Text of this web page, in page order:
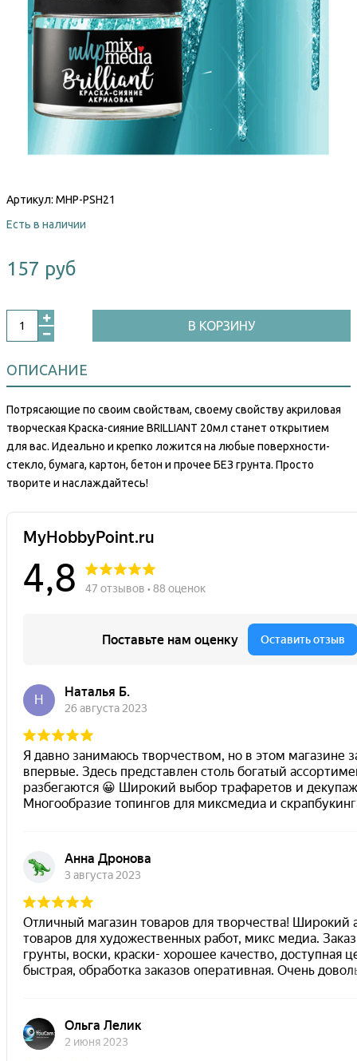
Артикул: MHP-PSH21
Есть в наличии
157 руб
В КОРЗИНУ
ОПИСАНИЕ
Потрясающие по своим свойствам, своему свойству акриловая
творческая Краска-сияние BRILLIANT 20мл станет открытием
для вас. Идеально и крепко ложится на любые поверхности-
стекло, бумага, картон, бетон и прочее БЕЗ грунта. Просто
творите и наслаждайтесь!